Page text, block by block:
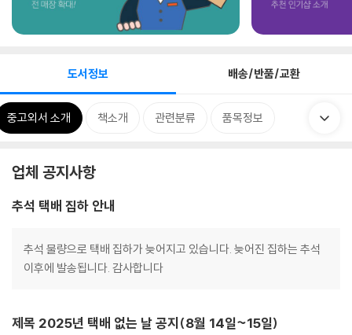
도서정보 배송/반품/교환
중고외서 소개 책소개 관련분류 품목정보
업체 공지사항
추석 택배 집하 안내
추석 물량으로 택배 집하가 늦어지고 있습니다. 늦어진 집하는 추석
이후에 발송됩니다. 감사합니다
제목 2025년 택배 없는 날 공지(8월 14일~15일)